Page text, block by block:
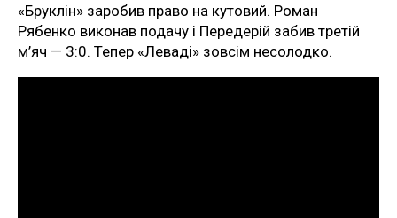
«Бруклін» заробив право на кутовий. Роман
Рябенко виконав подачу і Передерій забив третій
м’яч — 3:0. Тепер «Леваді» зовсім несолодко.